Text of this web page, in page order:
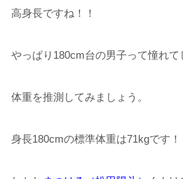
高身長ですね！！
やっぱり180cm台の男子って憧れて
体重を推測してみましょう。
身長180cmの標準体重は71kgです！